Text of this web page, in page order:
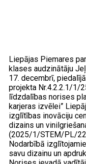
Liepājas Piemares
klases audzinātāju
17. decembrī,
projekta Nr.4.2.2.1/1/
līdzdalības norises
karjeras izvēlei”
izglītības inovāciju
dizains un
(2025/1/STEM/PL/
Nodarbībā
savu dizainu un